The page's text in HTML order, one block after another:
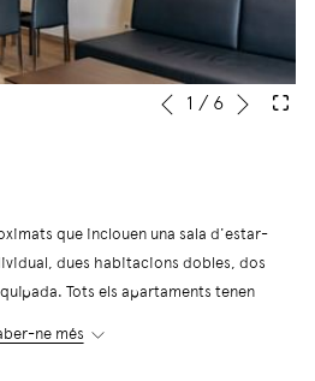
Slideshow
Clicking
Anterior
1 / 6
que inclouen una sala d'estar-
dues habitacions dobles, dos
Tots els apartaments tenen
ne més